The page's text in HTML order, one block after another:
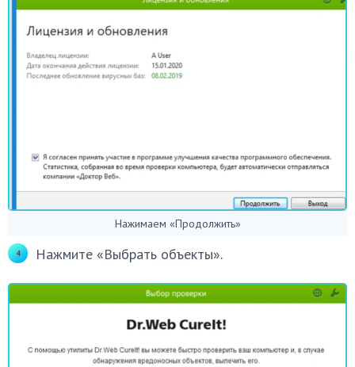
Нажимаем «Продолжить»
Нажмите «Выбрать объекты».